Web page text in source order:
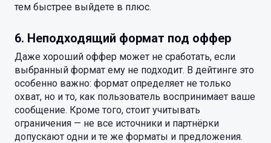
тем быстрее выйдете в плюс.
6. Неподходящий формат под оффер
Даже хороший оффер может не сработать, если
выбранный формат ему не подходит. В дейтинге это
особенно важно: формат определяет не только
охват, но и то, как пользователь воспринимает ваше
сообщение. Кроме того, стоит учитывать
ограничения — не все источники и партнёрки
допускают одни и те же форматы и предложения.